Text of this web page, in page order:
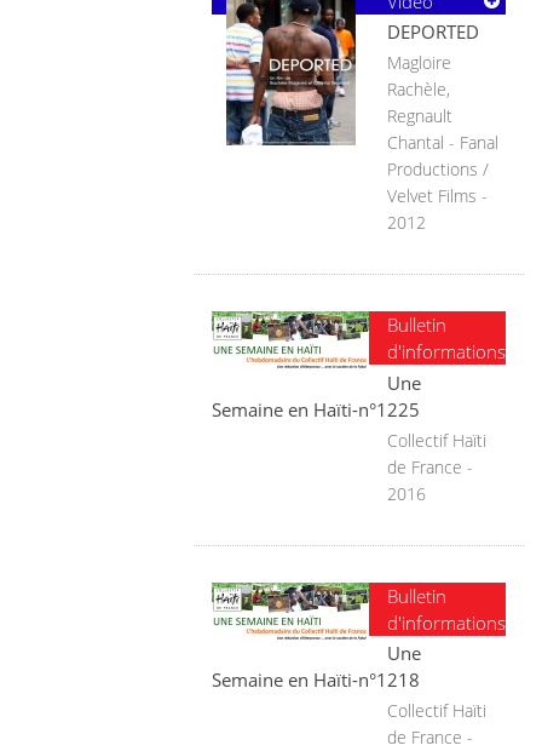
DEPORTED
Magloire
Rachèle,
Regnault
Chantal - Fanal
Productions /
Velvet Films -
2012
Bulletin
d'informations
Une
Semaine en Haïti-n°1225
Collectif Haïti
de France -
2016
Bulletin
d'informations
Une
Semaine en Haïti-n°1218
Collectif Haïti
de France -